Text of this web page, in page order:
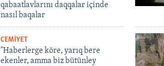
qabaatlavlarını daqqalar içinde
nasıl baqalar
CEMİYET
"Haberlerge köre, yarıq bere
ekenler, amma biz bütünley